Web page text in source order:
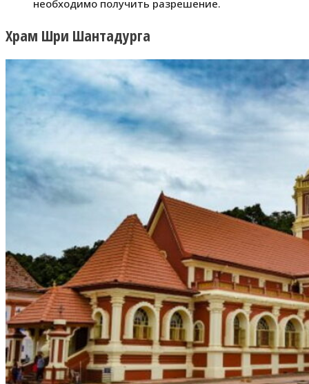
необходимо получить разрешение.
Храм Шри Шантадурга